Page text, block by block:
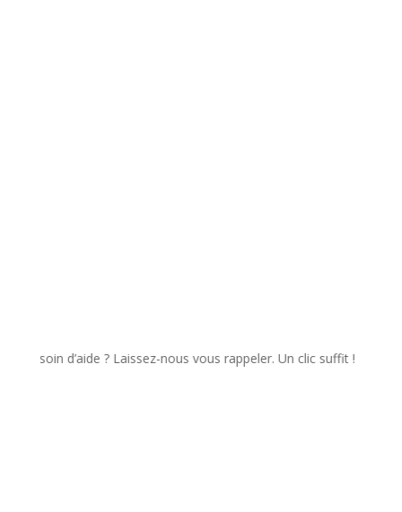
d’aide ? Laissez-nous vous rappeler. Un clic suffit !